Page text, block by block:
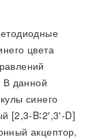
цвета
В данной
синего
[2,3-B∶2′,3′-D]
акцептор,